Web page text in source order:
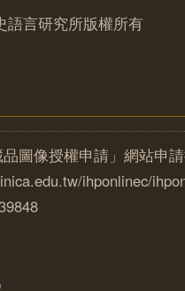
語言研究所版權所有
圖像授權申請」網站申
ihponlinec/